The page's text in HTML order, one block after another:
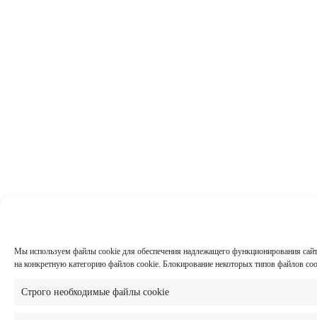
Мы используем файлы cookie для обеспечения надлежащего функционирования
на конкретную категорию файлов cookie. Блокирование некоторых типов файлов
Строго необходимые файлы cookie